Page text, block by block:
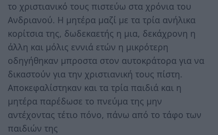
το χριστιανικό τους πιστεύω στα χρόνια του
Ανδριανού. Η μητέρα μαζί με τα τρία ανήλικα
κορίτσια της, δωδεκαετής η μια, δεκάχρονη η
άλλη και μόλις εννιά ετών η μικρότερη
οδηγήθηκαν μπροστα στον αυτοκράτορα για να
δικαστούν για την χριστιανική τους πίστη.
Αποκεφαλίστηκαν και τα τρία παιδιά και η
μητέρα παρέδωσε το πνεύμα της μην
αντέχοντας τέτιο πόνο, πάνω από το τάφο των
παιδιών της